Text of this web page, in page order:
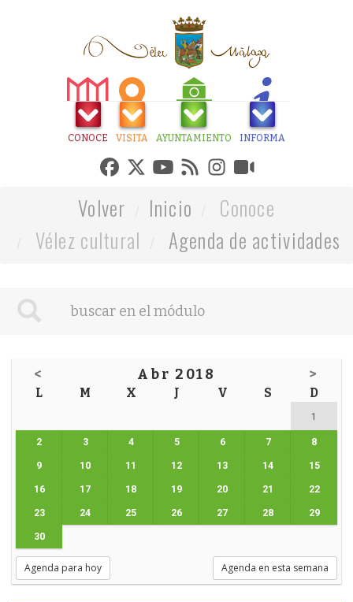
CONOCE VISITA AYUNTAMIENTO INFORMA
Volver Inicio
Conoce
Vélez cultural
Agenda de actividades
< Abr 2018 >
L M X J V S D
1
2 3 4 5 6 7 8
9 10 11 12 13 14 15
16 17 18 19 20 21 22
23 24 25 26 27 28 29
30
Agenda para hoy Agenda en esta semana